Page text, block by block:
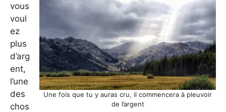
Une fois que tu y auras cru, il commencera à pleuvoir
de l’argent
vous
voul
ez
plus
d’arg
ent,
l’une
des
chos